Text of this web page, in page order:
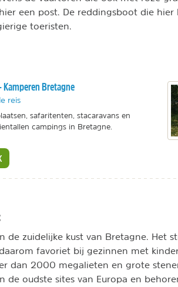
een post. De reddingsboot die
toeristen.
Kamperen Bretagne
reis
safaritenten, stacaravans en
campings in Bretagne.
de zuidelijke kust van Bretagne. Het
favoriet bij gezinnen met
dan 2000 megalieten en grote
de oudste sites van Europa en